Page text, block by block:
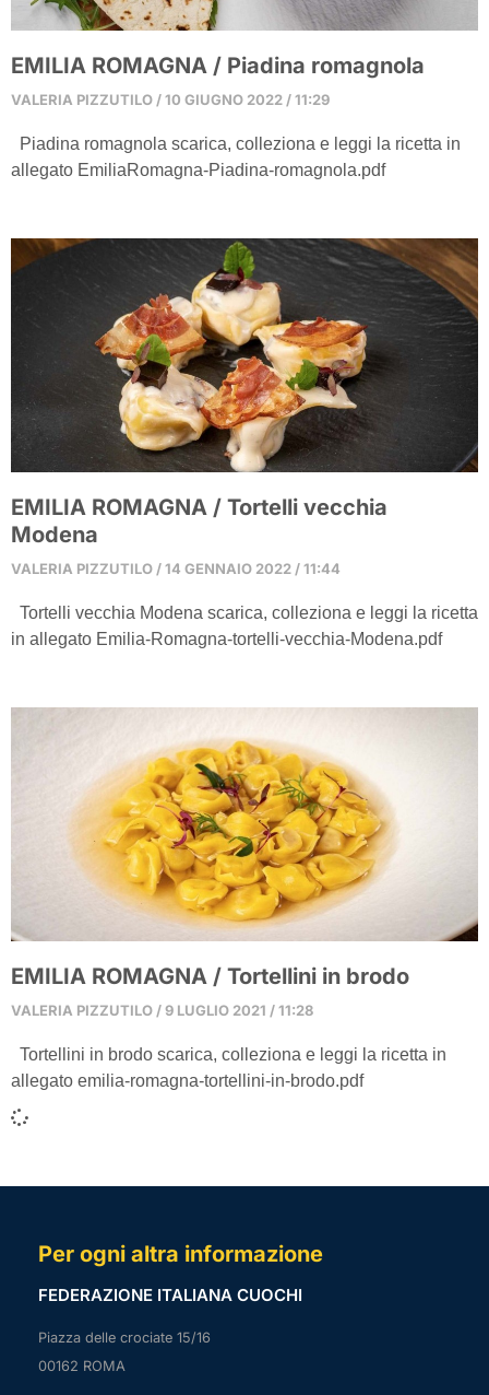
EMILIA ROMAGNA / Piadina romagnola
VALERIA PIZZUTILO 10 GIUGNO 2022 11:29
Piadina romagnola scarica, colleziona e leggi la ricetta in
allegato EmiliaRomagna-Piadina-romagnola.pdf
EMILIA ROMAGNA / Tortelli vecchia
Modena
VALERIA PIZZUTILO 14 GENNAIO 2022 11:44
Tortelli vecchia Modena scarica, colleziona e leggi la ricetta
in allegato Emilia-Romagna-tortelli-vecchia-Modena.pdf
EMILIA ROMAGNA / Tortellini in brodo
VALERIA PIZZUTILO 9 LUGLIO 2021 11:28
Tortellini in brodo scarica, colleziona e leggi la ricetta in
allegato emilia-romagna-tortellini-in-brodo.pdf
Per ogni altra informazione
FEDERAZIONE ITALIANA CUOCHI
Piazza delle crociate 15/16
00162 ROMA